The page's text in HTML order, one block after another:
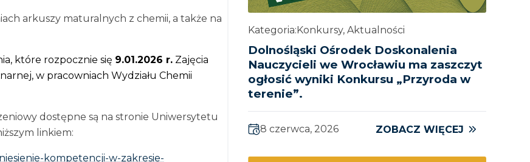
arkuszy maturalnych z chemii, a także na
które rozpocznie się 9.01.2026 r. Zajęcia
w pracowniach Wydziału Chemii
dostępne są na stronie Uniwersytetu
linkiem:
kompetencji-w-zakresie-
Kategoria: Konkursy, Aktualności
Dolnośląski Ośrodek Doskonalenia
Nauczycieli we Wrocławiu ma zaszczyt
ogłosić wyniki Konkursu „Przyroda w
terenie”.
8 czerwca, 2026 ZOBACZ WIĘCEJ